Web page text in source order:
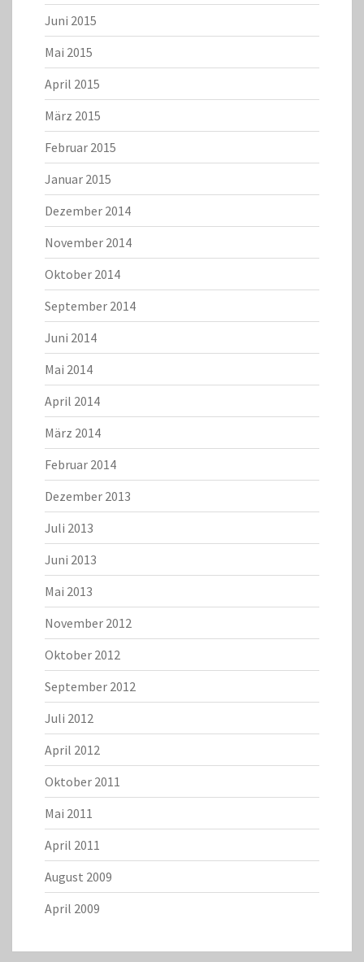
Juni 2015
Mai 2015
April 2015
März 2015
Februar 2015
Januar 2015
Dezember 2014
November 2014
Oktober 2014
September 2014
Juni 2014
Mai 2014
April 2014
März 2014
Februar 2014
Dezember 2013
Juli 2013
Juni 2013
Mai 2013
November 2012
Oktober 2012
September 2012
Juli 2012
April 2012
Oktober 2011
Mai 2011
April 2011
August 2009
April 2009